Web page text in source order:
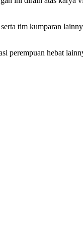
tim kumparan
perempuan hebat